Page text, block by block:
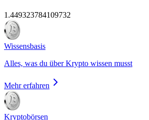
1.449323784109732
Wissensbasis
Alles, was du über Krypto wissen musst
Mehr erfahren
Kryptobörsen